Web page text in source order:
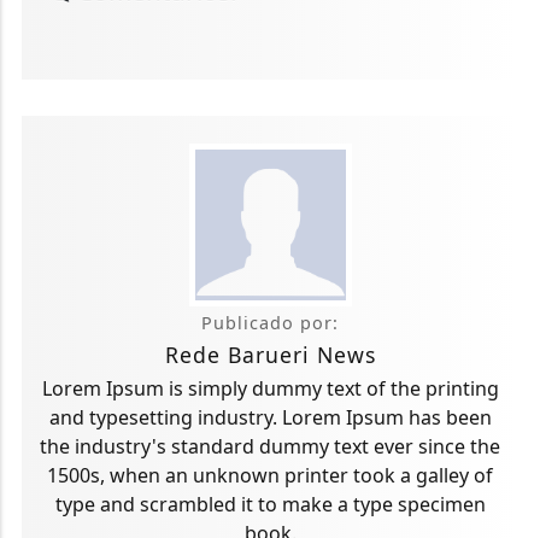
Publicado por:
Rede Barueri News
Lorem Ipsum is simply dummy text of the printing
and typesetting industry. Lorem Ipsum has been
the industry's standard dummy text ever since the
1500s, when an unknown printer took a galley of
type and scrambled it to make a type specimen